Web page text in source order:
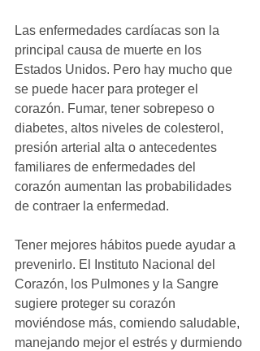
Las enfermedades cardíacas son la
principal causa de muerte en los
Estados Unidos. Pero hay mucho que
se puede hacer para proteger el
corazón. Fumar, tener sobrepeso o
diabetes, altos niveles de colesterol,
presión arterial alta o antecedentes
familiares de enfermedades del
corazón aumentan las probabilidades
de contraer la enfermedad.
Tener mejores hábitos puede ayudar a
prevenirlo. El Instituto Nacional del
Corazón, los Pulmones y la Sangre
sugiere proteger su corazón
moviéndose más, comiendo saludable,
manejando mejor el estrés y durmiendo